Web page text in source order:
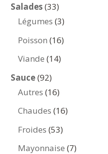
Salades 3333
produits
Légumes 33
produits
Poisson 1616
Viande 1414
Sauce 9292
produits
Autres 1616
produits
Chaudes 1616
Froides 5353
produits
Mayonnaise 77